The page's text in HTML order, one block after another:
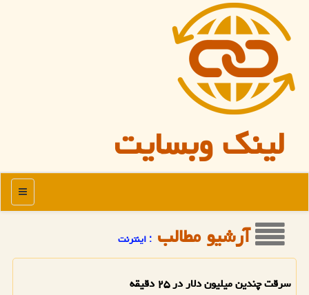
لینک وبسایت
منو
آرشیو مطالب : اینترنت
سرقت چندین میلیون دلار در ۲۵ دقیقه